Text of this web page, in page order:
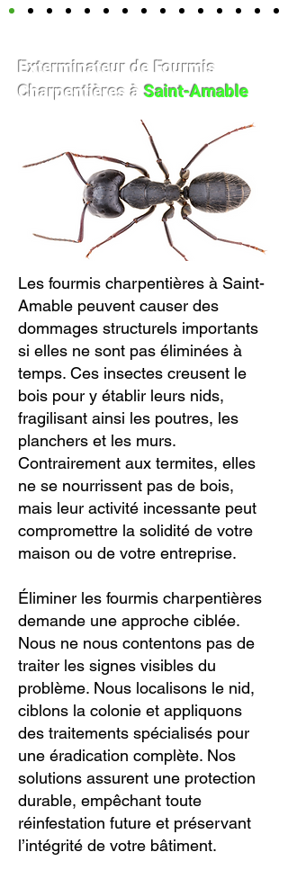
Exterminateur de Fourmis
Charpentières àSaint-Amable
Les fourmis charpentières à Saint-
Amable peuvent causer des
dommages structurels importants
si elles ne sont pas éliminées à
temps. Ces insectes creusent le
bois pour y établir leurs nids,
fragilisant ainsi les poutres, les
planchers et les murs.
Contrairement aux termites, elles
ne se nourrissent pas de bois,
mais leur activité incessante peut
compromettre la solidité de votre
maison ou de votre entreprise.
Éliminer les fourmis charpentières
demande une approche ciblée.
Nous ne nous contentons pas de
traiter les signes visibles du
problème. Nous localisons le nid,
ciblons la colonie et appliquons
des traitements spécialisés pour
une éradication complète. Nos
solutions assurent une protection
durable, empêchant toute
réinfestation future et préservant
l’intégrité de votre bâtiment.